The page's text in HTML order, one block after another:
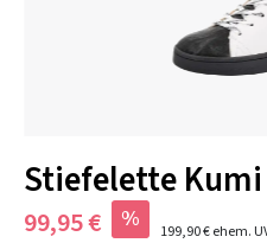
Stiefelette
99,95 € % 199,90 €ehem.